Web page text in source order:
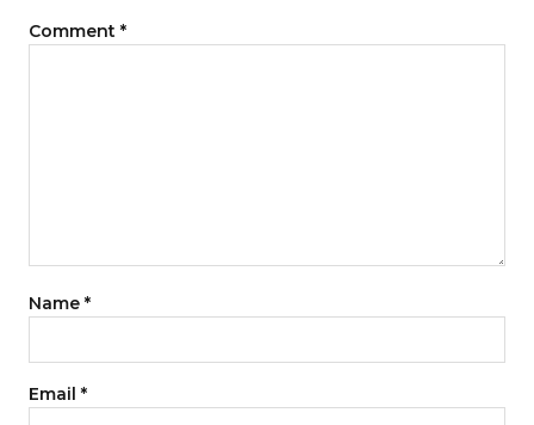
Comment *
Name *
Email *